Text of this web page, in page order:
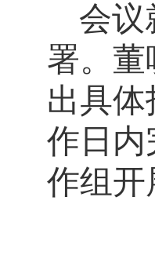
会议
署。
出具
作日内
作组开